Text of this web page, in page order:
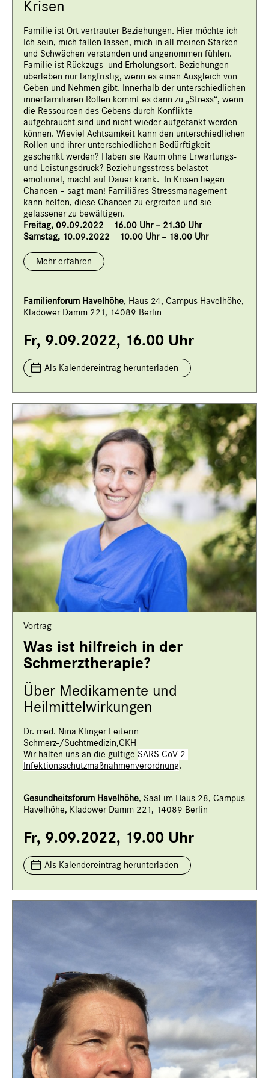
Krisen
Familie ist Ort vertrauter Beziehungen. Hier möchte ich
Ich sein, mich fallen lassen, mich in all meinen Stärken
und Schwächen verstanden und angenommen fühlen.
Familie ist Rückzugs- und Erholungsort. Beziehungen
überleben nur langfristig, wenn es einen Ausgleich von
Geben und Nehmen gibt. Innerhalb der unterschiedlichen
innerfamiliären Rollen kommt es dann zu „Stress“, wenn
die Ressourcen des Gebens durch Konflikte
aufgebraucht sind und nicht wieder aufgetankt werden
können. Wieviel Achtsamkeit kann den unterschiedlichen
Rollen und ihrer unterschiedlichen Bedürftigkeit
geschenkt werden? Haben sie Raum ohne Erwartungs-
und Leistungsdruck? Beziehungsstress belastet
emotional, macht auf Dauer krank. In Krisen liegen
Chancen – sagt man! Familiäres Stressmanagement
kann helfen, diese Chancen zu ergreifen und sie
gelassener zu bewältigen.
Freitag, 09.09.2022 16.00 Uhr – 21.30 Uhr
Samstag, 10.09.2022 10.00 Uhr – 18.00 Uhr
Mehr erfahren
Familienforum Havelhöhe, Haus 24, Campus Havelhöhe,
Kladower Damm 221, 14089 Berlin
Fr, 9.09.2022, 16.00 Uhr
Als Kalendereintrag herunterladen
Vortrag
Was ist hilfreich in der
Schmerztherapie?
Über Medikamente und
Heilmittelwirkungen
Dr. med. Nina Klinger Leiterin
Schmerz-/Suchtmedizin,GKH
Wir halten uns an die gültige SARS-CoV-2-
Infektionsschutzmaßnahmenverordnung.
Gesundheitsforum Havelhöhe, Saal im Haus 28, Campus
Havelhöhe, Kladower Damm 221, 14089 Berlin
Fr, 9.09.2022, 19.00 Uhr
Als Kalendereintrag herunterladen